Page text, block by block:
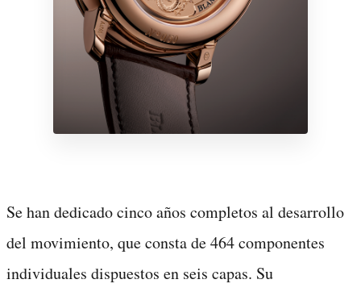
Se han dedicado cinco años completos al desarrollo
del movimiento, que consta de 464 componentes
individuales dispuestos en seis capas. Su